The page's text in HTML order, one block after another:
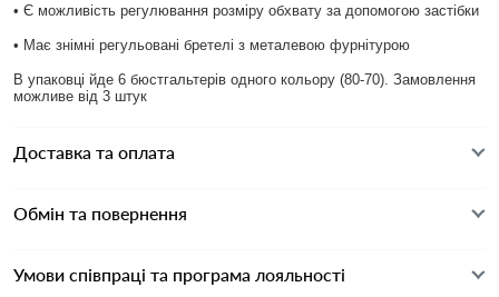
• Є можливість регулювання розміру обхвату за допомогою застібки
• Має знімні регульовані бретелі з металевою фурнітурою
В упаковці йде 6 бюстгальтерів одного кольору (80-70). Замовлення
можливе від 3 штук
Доставка та оплата
Обмін та повернення
Умови співпраці та програма лояльності